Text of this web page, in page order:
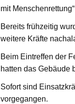
mit
Bereits frühzeitig
weitere Kräfte
Beim Eintreffen der
hatten das Gebäude
Sofort sind
vorgegangen.